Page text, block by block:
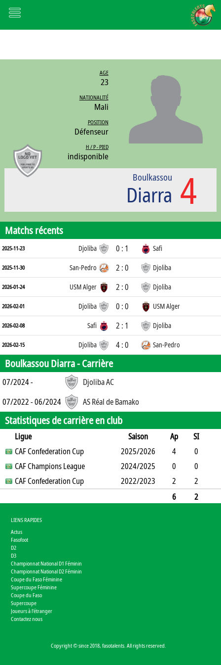
AGE
23
NATIONALITÉ
Mali
POSITION
Défenseur
H / P - PIED
indisponible
4
Boulkassou
Diarra
Matchs récents
2025-11-23 Djoliba 0 : 1 Safi
2025-11-30 San-Pedro 2 : 0 Djoliba
2026-01-24 USM Alger 2 : 0 Djoliba
2026-02-01 Djoliba 0 : 0 USM Alger
2026-02-08 Safi 2 : 1 Djoliba
2026-02-15 Djoliba 4 : 0 San-Pedro
Boulkassou Diarra -Carrière
07/2024 -
Djoliba AC
07/2022 - 06/2024
AS Réal de Bamako
Statistiques de carrière en club
Ligue Saison Ap
SI
SO
B B A 2J CR Min
CAF Confederation Cup 2025/2026 4
0
0
4 0 0 0 360
CAF Champions League 2024/2025 0
0
0
1 0 0 0 0
CAF Confederation Cup 2022/2023 2
2
146
2
LIENS RAPIDES
Actus
Fasofoot
D2
D3
Championnat National D1 Féminin
Championnat National D2 Féminin
Coupe du Faso Féminine
Supercoupe Féminine
Coupe du Faso
Supercoupe
Joueurs à l'étranger
Contactez nous
Copyright © since 2018, fasotalents. All rights reserved.